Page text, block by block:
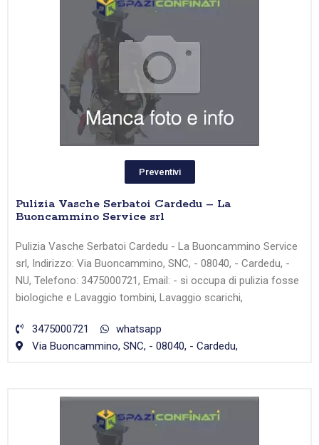
Preventivi
Pulizia Vasche Serbatoi Cardedu – La
Buoncammino Service srl
Pulizia Vasche Serbatoi Cardedu - La Buoncammino Service
srl, Indirizzo: Via Buoncammino, SNC, - 08040, - Cardedu, -
NU, Telefono: 3475000721, Email: - si occupa di pulizia fosse
biologiche e Lavaggio tombini, Lavaggio scarichi,
3475000721
whatsapp
Via Buoncammino, SNC, - 08040, - Cardedu,